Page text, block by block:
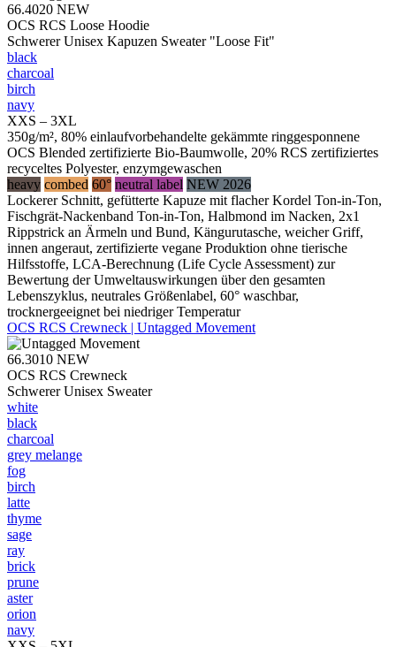
66.4020 NEW
OCS RCS Loose Hoodie
Schwerer Unisex Kapuzen Sweater "Loose Fit"
black
charcoal
birch
navy
XXS – 3XL
350g/m², 80% einlaufvorbehandelte gekämmte ringgesponnene
OCS Blended zertifizierte Bio-Baumwolle, 20% RCS zertifiziertes
recyceltes Polyester, enzymgewaschen
heavy combed 60° neutral label NEW 2026
Lockerer Schnitt, gefütterte Kapuze mit flacher Kordel Ton-in-Ton,
Fischgrät-Nackenband Ton-in-Ton, Halbmond im Nacken, 2x1
Rippstrick an Ärmeln und Bund, Kängurutasche, weicher Griff,
innen angeraut, zertifizierte vegane Produktion ohne tierische
Hilfsstoffe, LCA-Berechnung (Life Cycle Assessment) zur
Bewertung der Umweltauswirkungen über den gesamten
Lebenszyklus, neutrales Größenlabel, 60° waschbar,
trocknergeeignet bei niedriger Temperatur
OCS RCS Crewneck | Untagged Movement
66.3010 NEW
OCS RCS Crewneck
Schwerer Unisex Sweater
white
black
charcoal
grey melange
fog
birch
latte
thyme
sage
ray
brick
prune
aster
orion
navy